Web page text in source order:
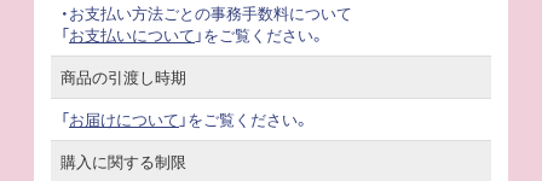
・お支払い方法ごとの事務手数料について
「お支払いについて 」をご覧ください。
商品の引渡し時期
「お届けについて 」をご覧ください。
購入に関する制限